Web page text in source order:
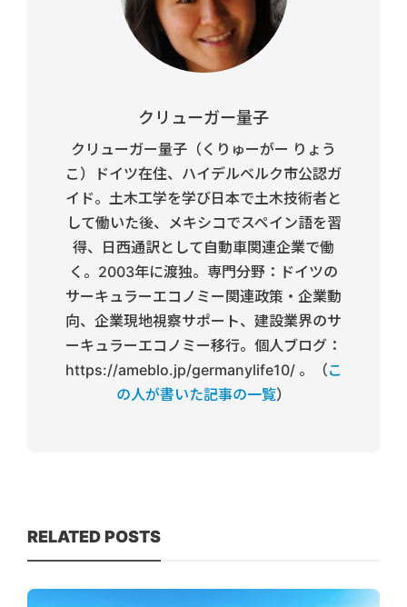
クリューガー量子
クリューガー量子（くりゅーがー りょう
こ）ドイツ在住、ハイデルベルク市公認ガ
イド。土木工学を学び日本で土木技術者と
して働いた後、メキシコでスペイン語を習
得、日西通訳として自動車関連企業で働
く。2003年に渡独。専門分野：ドイツの
サーキュラーエコノミー関連政策・企業動
向、企業現地視察サポート、建設業界のサ
ーキュラーエコノミー移行。個人ブログ：
https://ameblo.jp/germanylife10/ 。（こ
の人が書いた記事の一覧）
RELATED POSTS